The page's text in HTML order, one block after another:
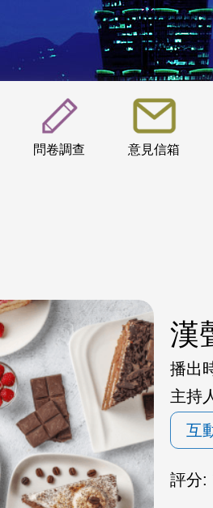
問卷調查 意見信箱
:::
漢
播出
主持
互
評分: